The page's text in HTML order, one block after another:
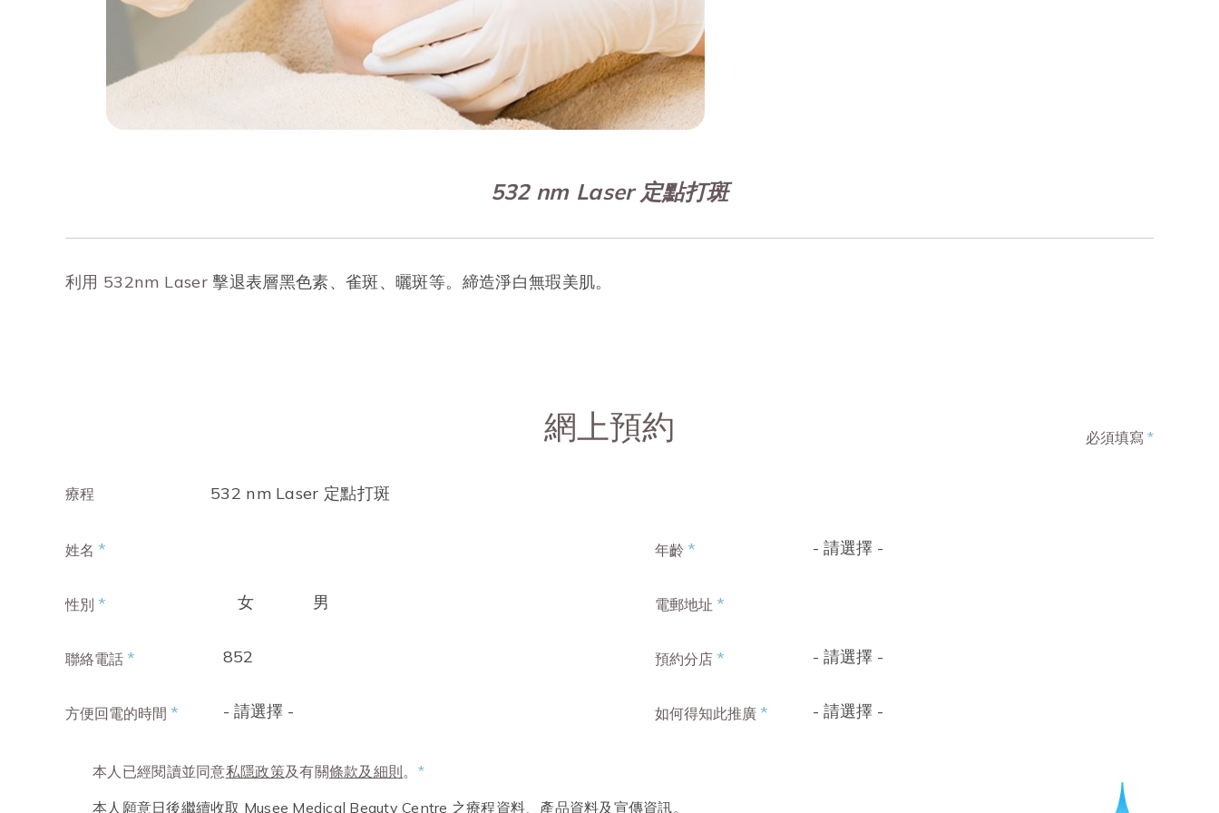
532 nm Laser 定點打斑
利用 532nm Laser 擊退表層黑色素、雀斑、曬斑等。締造淨白無瑕美肌。
網上預約 必須填寫 *
療程 532 nm Laser 定點打斑
姓名 * 年齡 * - 請選擇 -
性別 * 女 男 電郵地址 *
聯絡電話 * 852 預約分店 * - 請選擇 -
方便回電的時間 * - 請選擇 - 如何得知此推廣 * - 請選擇 -
本人已經閱讀並同意私隱政策及有關條款及細則。 *
本人願意日後繼續收取 Musee Medical Beauty Centre 之療程資料、產品資料及宣傳資訊。